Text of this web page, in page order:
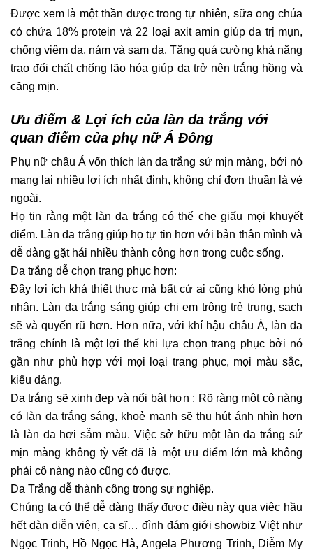
Được xem là một thần dược trong tự nhiên, sữa ong chúa
có chứa 18% protein và 22 loại axit amin giúp da trị mụn,
chống viêm da, nám và sạm da. Tăng quá cường khả năng
trao đổi chất chống lão hóa giúp da trở nên trắng hồng và
căng mịn.
Ưu điểm & Lợi ích của làn da trắng với
quan điểm của phụ nữ Á Đông
Phụ nữ châu Á vốn thích làn da trắng sứ mịn màng, bởi nó
mang lại nhiều lợi ích nhất định, không chỉ đơn thuần là vẻ
ngoài.
Họ tin rằng một làn da trắng có thể che giấu mọi khuyết
điểm. Làn da trắng giúp họ tự tin hơn với bản thân mình và
dễ dàng gặt hái nhiều thành công hơn trong cuộc sống.
Da trắng dễ chọn trang phục hơn:
Đây lợi ích khá thiết thực mà bất cứ ai cũng khó lòng phủ
nhận. Làn da trắng sáng giúp chị em trông trẻ trung, sạch
sẽ và quyến rũ hơn. Hơn nữa, với khí hậu châu Á, làn da
trắng chính là một lợi thế khi lựa chọn trang phục bởi nó
gần như phù hợp với mọi loại trang phục, mọi màu sắc,
kiểu dáng.
Da trắng sẽ xinh đẹp và nổi bật hơn : Rõ ràng một cô nàng
có làn da trắng sáng, khoẻ mạnh sẽ thu hút ánh nhìn hơn
là làn da hơi sẫm màu. Việc sở hữu một làn da trắng sứ
mịn màng không tỳ vết đã là một ưu điểm lớn mà không
phải cô nàng nào cũng có được.
Da Trắng dễ thành công trong sự nghiệp.
Chúng ta có thể dễ dàng thấy được điều này qua việc hầu
hết dàn diễn viên, ca sĩ… đình đám giới showbiz Việt như
Ngọc Trinh, Hồ Ngọc Hà, Angela Phương Trinh, Diễm My